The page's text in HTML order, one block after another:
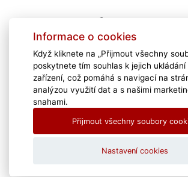
haida@haida.cz
Kariéra
Školení
Zajímavé odkazy
Download
TeamViewer
Informace o cookies
Když kliknete na „Přijmout všechny
poskytnete tím souhlas k jejich ukládání
zařízení, což pomáhá s navigací na
analýzou využití dat a s našimi
snahami.
Přijmout všechny soubory
Nastavení cookies